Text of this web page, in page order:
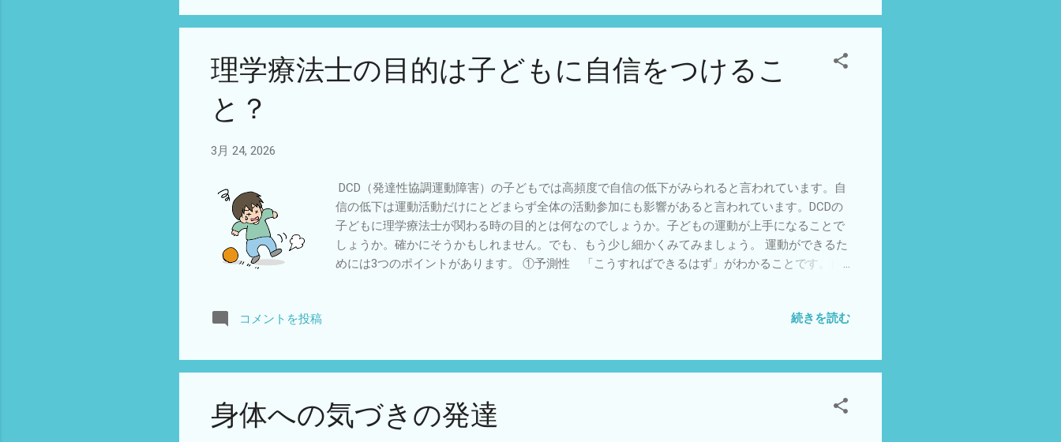
を変えて成功させ・言語化することでその子なりの 自信をつけることができます。 。 こどもリ
ハかわせみ
理学療法士の目的は子どもに自信をつけるこ
と？
3月 24, 2026
DCD（発達性協調運動障害）の子どもでは高頻度で自信の低下がみられると言われています。自
信の低下は運動活動だけにとどまらず全体の活動参加にも影響があると言われています。DCDの
子どもに理学療法士が関わる時の目的とは何なのでしょうか。子どもの運動が上手になることで
しょうか。確かにそうかもしれません。でも、もう少し細かくみてみましょう。 運動ができるた
めには3つのポイントがあります。 ①予測性 「こうすればできるはず」がわかることです。自
は運動の学習にとても大切です。 ③再現性 「もう一回やってもできる」ことです。偶然できた
できるようになっている時、同時にその子の心理面からみると自信があるという状態といえま
す。自信はいいかえると「未来の自分の行動が、ある程度うまくいくと“身体でわかっている感
から、小児領域の理学療法士がDCDのある子どもに対応する時は現象面では何らかの運動ができ
るようにするという目的をもっているかもしれませんが、それは子どもの心理面では自信をつけ
コメントを投稿 続きを読む
身体への気づきの発達